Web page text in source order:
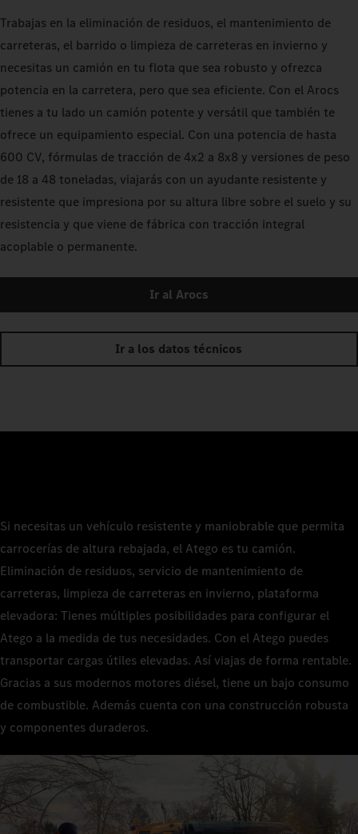
Trabajas en la eliminación de residuos, el mantenimiento de
carreteras, el barrido o limpieza de carreteras en invierno y
necesitas un camión en tu flota que sea robusto y ofrezca
potencia en la carretera, pero que sea eficiente. Con el Arocs
tienes a tu lado un camión potente y versátil que también te
ofrece un equipamiento especial. Con una potencia de hasta
600 CV, fórmulas de tracción de 4x2 a 8x8 y versiones de peso
de 18 a 48 toneladas, viajarás con un ayudante resistente y
resistente que impresiona por su altura libre sobre el suelo y su
resistencia y que viene de fábrica con tracción integral
acoplable o permanente.
Ir al Arocs
Ir a los datos técnicos
Si necesitas un vehículo resistente y maniobrable que permita
carrocerías de altura rebajada, el Atego es tu camión.
Eliminación de residuos, servicio de mantenimiento de
carreteras, limpieza de carreteras en invierno, plataforma
elevadora: Tienes múltiples posibilidades para configurar el
Atego a la medida de tus necesidades. Con el Atego puedes
transportar cargas útiles elevadas. Así viajas de forma rentable.
Gracias a sus modernos motores diésel, tiene un bajo consumo
de combustible. Además cuenta con una construcción robusta
y componentes duraderos.